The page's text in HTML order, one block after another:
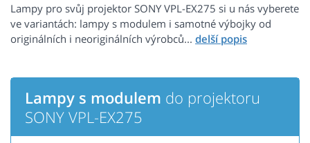
Lampy pro svůj projektor SONY VPL-EX275 si u nás vyberete
ve variantách: lampy s modulem i samotné výbojky od
originálních i neoriginálních výrobců...
Lampy s modulem do projektoru
SONY VPL-EX275